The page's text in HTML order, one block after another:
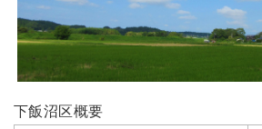
下飯沼区概要